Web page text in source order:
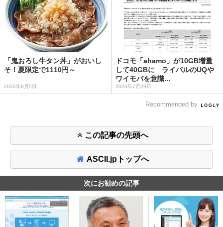
「鬼おろし牛タン丼」がおいし
そ！夏限定で1110円～
2026年8月5日
ドコモ「ahamo」が10GB増量
して40GBに ライバルのUQや
ワイモバを意識...
2026年7月29日
Recommended by
この記事の先頭へ
ASCII.jpトップへ
次にお勧めの記事